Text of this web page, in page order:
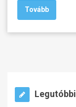
Tovább